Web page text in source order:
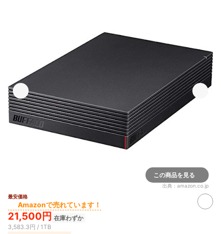
この商品を見る
出典： amazon.co.jp
最安価格
Amazonで売れています！
21,500円 在庫わずか
3,583.3円 / 1TB